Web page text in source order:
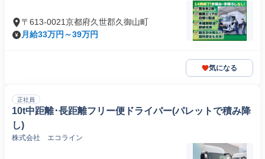
〒613-0021京都府久世郡久御山町
月給33万円～39万円
気になる
正社員
10t中距離･長距離フリー便ドライバー(パレットで積み降
し)
株式会社 エコライン